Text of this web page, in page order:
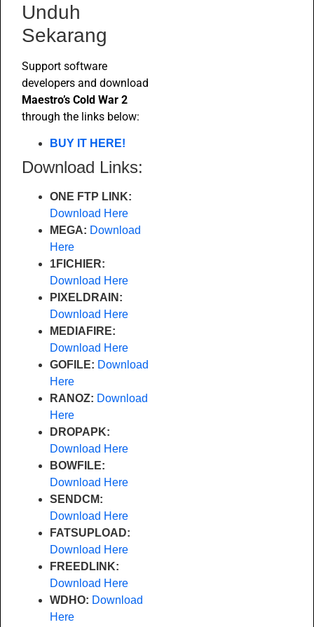
Unduh
Sekarang
Support software
developers and download
Maestro’s Cold War 2
through the links below:
BUY IT HERE!
Download Links:
ONE FTP LINK:
Download Here
MEGA: Download
Here
1FICHIER:
Download Here
PIXELDRAIN:
Download Here
MEDIAFIRE:
Download Here
GOFILE: Download
Here
RANOZ: Download
Here
DROPAPK:
Download Here
BOWFILE:
Download Here
SENDCM:
Download Here
FATSUPLOAD:
Download Here
FREEDLINK:
Download Here
WDHO: Download
Here